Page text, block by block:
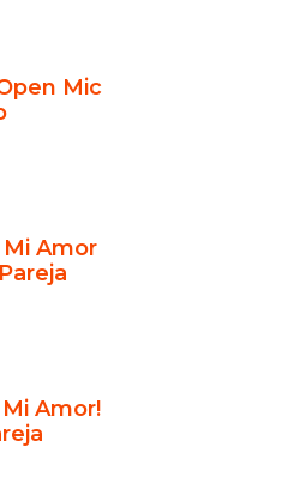
al
joyas
en el
Mic
Mi Amor
Amor!